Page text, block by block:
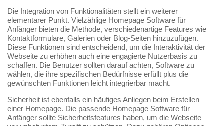
Die Integration von Funktionalitäten stellt ein weiterer
elementarer Punkt. Vielzählige Homepage Software für
Anfänger bieten die Methode, verschiedenartige Features wie
Kontaktformulare, Galerien oder Blog-Seiten hinzuzufügen.
Diese Funktionen sind entscheidend, um die Interaktivität der
Webseite zu erhöhen auch eine engagierte Nutzerbasis zu
schaffen. Die Benutzer sollten darauf achten, Software zu
wählen, die ihre spezifischen Bedürfnisse erfüllt plus die
gewünschten Funktionen leicht integrierbar macht.
Sicherheit ist ebenfalls ein häufiges Anliegen beim Erstellen
einer Homepage. Die passende Homepage Software für
Anfänger sollte Sicherheitsfeatures haben, um die Webseite